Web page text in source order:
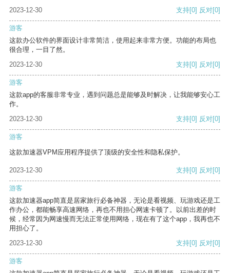
2023-12-30
支持[0] 反对[0]
游客
这款办公软件的界面设计非常简洁，使用起来非常方便。功能的布局也
很合理，一目了然。
2023-12-30
支持[0] 反对[0]
游客
这款app的客服非常专业，遇到问题总是能够及时解决，让我能够安心工
作。
2023-12-30
支持[0] 反对[0]
游客
这款加速器VPM应用程序提供了顶级的安全性和隐私保护。
2023-12-30 支持[0] 反对[0]
游客
这款加速器app简直是居家旅行必备神器，无论是看视频、玩游戏还是工
作办公，都能畅享高速网络，再也不用担心网速卡顿了。以前出差的时
候，经常因为网速慢而无法正常使用网络，现在有了这个app，我再也不
用担心了。
2023-12-30
支持[0] 反对[0]
游客